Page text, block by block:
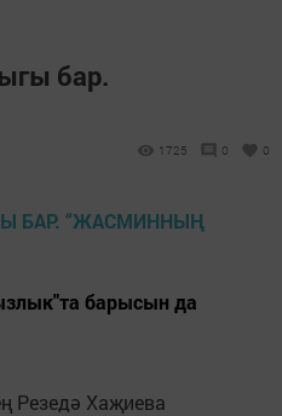
бар.
1725 0 0
барысын да
Резедә Хаҗиева